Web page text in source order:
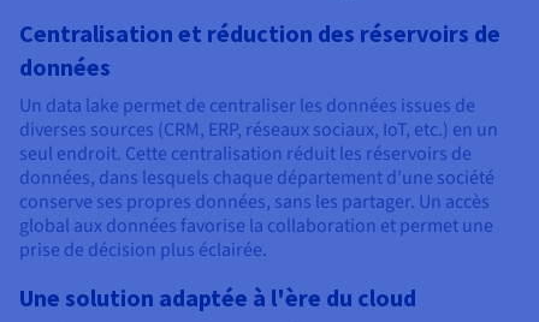
Centralisation et réduction des réservoirs de
données
Un data lake permet de centraliser les données issues de
diverses sources (CRM, ERP, réseaux sociaux, IoT, etc.) en un
seul endroit. Cette centralisation réduit les réservoirs de
données, dans lesquels chaque département d’une société
conserve ses propres données, sans les partager. Un accès
global aux données favorise la collaboration et permet une
prise de décision plus éclairée.
Une solution adaptée à l'ère du cloud